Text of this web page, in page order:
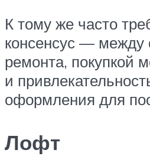
К тому же часто
консенсус — между
ремонта, покупкой
и
оформления для
Лофт